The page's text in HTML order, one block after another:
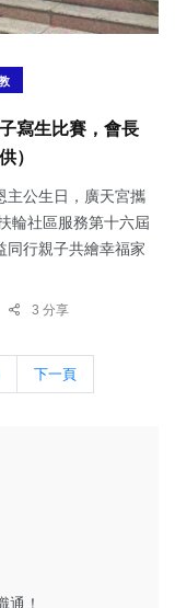
寫生比賽，會長
）
主公生日，廣天宮攜
輪社區服務第十六屆
同行親子共繪幸福家
3 分享
下一頁
通！